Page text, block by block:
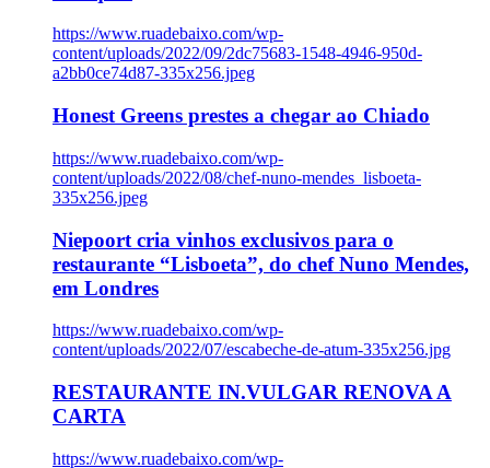
https://www.ruadebaixo.com/wp-
content/uploads/2022/09/2dc75683-1548-4946-950d-
a2bb0ce74d87-335x256.jpeg
Honest Greens prestes a chegar ao Chiado
https://www.ruadebaixo.com/wp-
content/uploads/2022/08/chef-nuno-mendes_lisboeta-
335x256.jpeg
Niepoort cria vinhos exclusivos para o
restaurante “Lisboeta”, do chef Nuno Mendes,
em Londres
https://www.ruadebaixo.com/wp-
content/uploads/2022/07/escabeche-de-atum-335x256.jpg
RESTAURANTE IN.VULGAR RENOVA A
CARTA
https://www.ruadebaixo.com/wp-